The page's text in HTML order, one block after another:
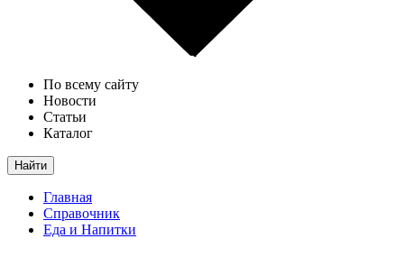
По всему сайту
Новости
Статьи
Каталог
Найти
Главная
Справочник
Еда и Напитки